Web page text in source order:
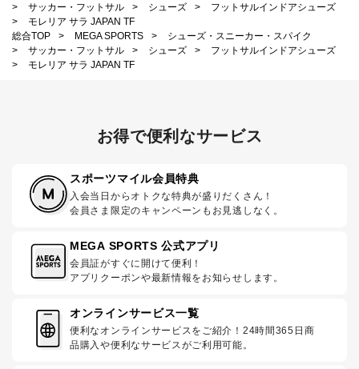
>
サッカー・フットサル > シューズ >
フットサルインドアシューズ
>
モレリア サラ JAPAN TF
総合TOP
> MEGA SPORTS >
シューズ・スニーカー・スパイク
>
サッカー・フットサル > シューズ >
フットサルインドアシューズ
>
モレリア サラ JAPAN TF
お得で便利なサービス
スポーツマイル会員特典
入会当日からオトクな特典が盛りだくさん！
会員さま限定のキャンペーンもお見逃しなく。
MEGA SPORTS 公式アプリ
会員証がすぐに開けて便利！
アプリクーポンや最新情報をお知らせします。
オンラインサービス一覧
便利なオンラインサービスをご紹介！24時間365日商
品購入や便利なサービスがご利用可能。